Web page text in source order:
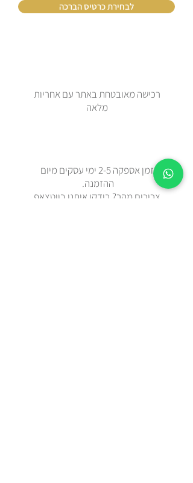
לבחירת כרטיס הברכה
רכישה מאובטחת באתר עם אחריות
מלאה
זמן אספקה 2-5 ימי עסקים מיום
ההזמנה.
צריכים מהר? בידקו איתנו בווטצאפ